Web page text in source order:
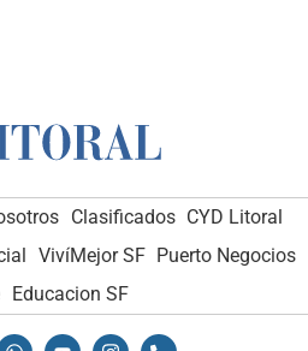
Clasificados CYD Litoral
VivíMejor SF Puerto Negocios
Educacion SF